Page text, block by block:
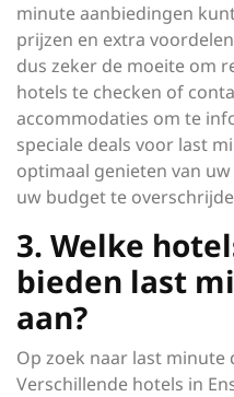
minute aanbiedingen
prijzen en extra
dus zeker de moeite om
hotels te checken of
accommodaties om te
speciale deals voor last
optimaal genieten van
uw budget te
3. Welke
bieden last
aan?
Op zoek naar last minute
Verschillende hotels in